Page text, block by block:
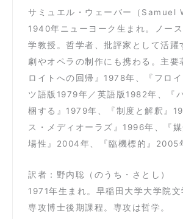
サミュエル・ウェーバー（Samuel
1940年ニューヨーク生まれ。ノー
学教授。哲学者、批評家として活躍
劇やオペラの制作にも携わる。主要
ロイトへの回帰』1978年、『フロ
ツ語版1979年／英語版1982年、『
梱する』1979年、『制度と解釈』
ス・メディオーラズ』1996年、『
場性』2004年、『臨機標的』2005
訳者：野内聡（のうち・さとし）
1971年生まれ。早稲田大学大学院
専攻博士後期課程。専攻は哲学。